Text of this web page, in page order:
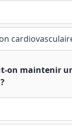
on maintenir